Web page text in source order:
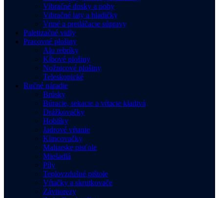
Vibračné dosky a nohy
Vibračné laty a hladičky
Vrtné a pretláčacie súpravy
Paletizačné vidly
Pracovné plošiny
Alu rebríky
Kĺbové plošiny
Nožnicové plošiny
Teleskopické
Ručné náradie
Brúsky
Búracie, sekacie a vŕtacie kladivá
Drážkovačky
Hoblíky
Jadrové vŕtanie
Klincovačky
Maliarske pisťole
Miešadlá
Píly
Teplovzdušné pištole
Vŕtačky a skrutkovače
Závitorezy